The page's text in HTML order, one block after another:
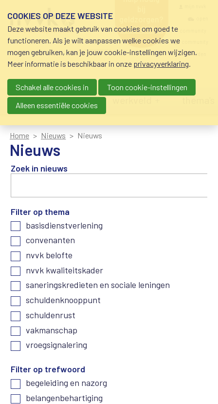
schuldhulp • sociaal
krediet • budgetbeheer •
beschermingsbewind
0800-8115.nl
nvvk-leden
Main navigation
nieuws agenda
Home Nieuws Nieuws
Nieuws
Zoek in nieuws
Filter op thema
basisdienstverlening
convenanten
nvvk belofte
nvvk kwaliteitskader
saneringskredieten en sociale leningen
schuldenknooppunt
schuldenrust
vakmanschap
vroegsignalering
Filter op trefwoord
begeleiding en nazorg
belangenbehartiging
COOKIES OP DEZE WEBSITE
Deze website maakt gebruik van cookies om goed te
functioneren. Als je wilt aanpassen welke cookies we
mogen gebruiken, kan je jouw cookie-instellingen wijzigen.
Meer informatie is beschikbaar in onze privacyverklaring.
Schakel alle cookies in
Toon cookie-instellingen
Alleen essentiële cookies